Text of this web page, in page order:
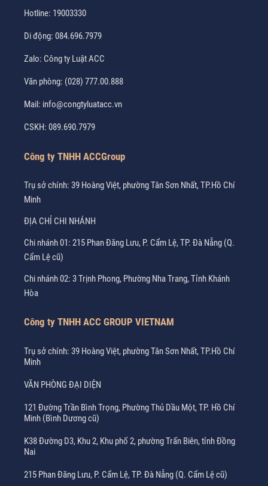
Hotline: 19003330
Di động: 084.696.7979
Zalo: Công ty Luật ACC
Văn phòng: (028) 777.00.888
Mail: info@congtyluatacc.vn
CSKH: 089.690.7979
Công ty TNHH ACCGroup
Trụ sở chính: 39 Hoàng Việt, phường Tân Sơn Nhất, TP.Hồ Chí
Minh
ĐỊA CHỈ CHI NHÁNH
Chi nhánh 01: 215 Phan Đăng Lưu, P. Cẩm Lệ, TP. Đà Nẵng (Q.
Cẩm Lệ cũ)
Chi nhánh 02: 3 Trịnh Phong, Phường Nha Trang, Tỉnh Khánh
Hòa
Công ty TNHH ACC GROUP VIETNAM
Trụ sở chính: 39 Hoàng Việt, phường Tân Sơn Nhất, TP.Hồ Chí
Minh
VĂN PHÒNG ĐẠI DIỆN
121 Đường Trần Bình Trọng, Phường Thủ Dầu Một, TP. Hồ Chí
Minh (Bình Dương cũ)
K38 Đường D3, Khu 2, Khu phố 2, phường Trấn Biên, tỉnh Đồng
Nai
215 Phan Đăng Lưu, P. Cẩm Lệ, TP. Đà Nẵng (Q. Cẩm Lệ cũ)